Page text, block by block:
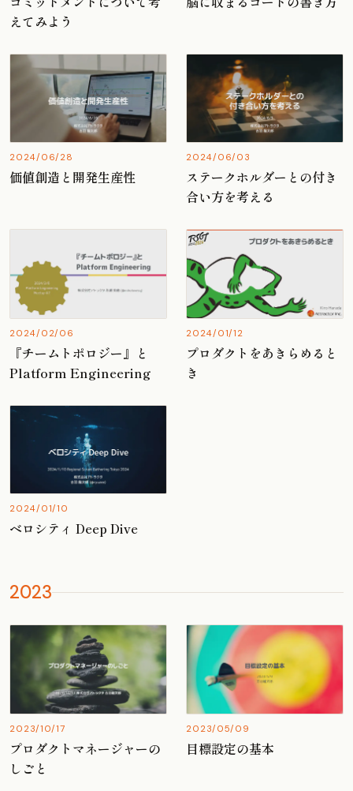
えてみよう
2024/06/28
価値創造と開発生産性
2024/06/03
ステークホルダーとの付き
合い方を考える
2024/02/06
『チームトポロジー』と
Platform Engineering
2024/01/12
プロダクトをあきらめると
き
2024/01/10
ベロシティ Deep Dive
2023
2023/10/17
プロダクトマネージャーの
しごと
2023/05/09
目標設定の基本